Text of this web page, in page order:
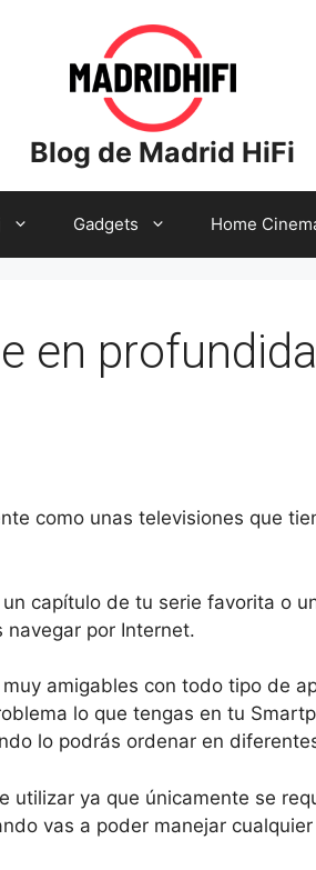
Blog de Madrid HiFi
Gadgets Home
en
como unas televisiones que
capítulo de tu serie favorita o
por Internet.
amigables con todo tipo de
lo que tengas en tu
lo podrás ordenar en
utilizar ya que únicamente se
vas a poder manejar